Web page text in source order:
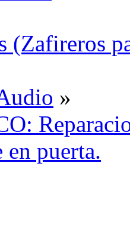
(Zafireros
»
en puerta.